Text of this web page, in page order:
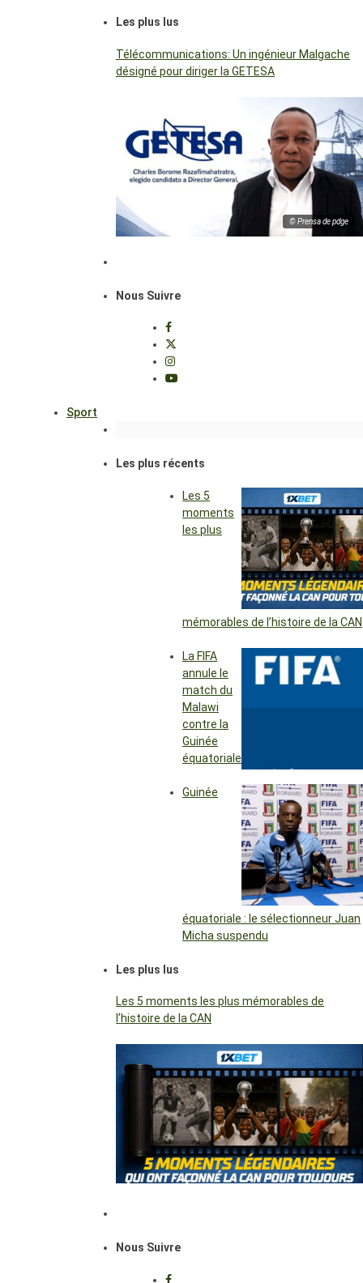
Les plus lus
Télécommunications: Un ingénieur Malgache
désigné pour diriger la GETESA
© Prensa de pdge
Nous Suivre
Sport
Les plus récents
Les 5
moments
les plus
mémorables de l’histoire de la CAN
La FIFA
annule le
match du
Malawi
contre la
Guinée
équatoriale
Guinée
équatoriale : le sélectionneur Juan
Micha suspendu
Les plus lus
Les 5 moments les plus mémorables de
l’histoire de la CAN
Nous Suivre